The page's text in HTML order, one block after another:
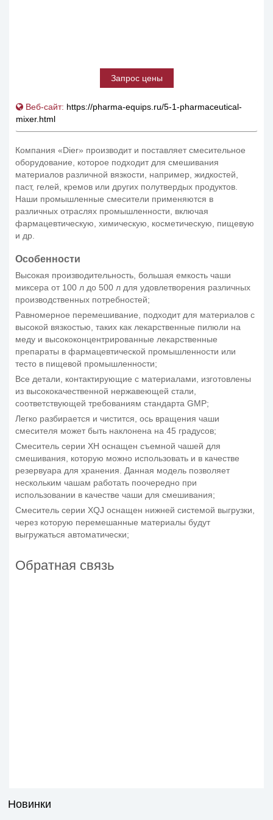
Запрос цены
Веб-сайт: https://pharma-equips.ru/5-1-pharmaceutical-
mixer.html
Компания «Dier» производит и поставляет смесительное
оборудование, которое подходит для смешивания
материалов различной вязкости, например, жидкостей,
паст, гелей, кремов или других полутвердых продуктов.
Наши промышленные смесители применяются в
различных отраслях промышленности, включая
фармацевтическую, химическую, косметическую, пищевую
и др.
Особенности
Высокая производительность, большая емкость чаши
миксера от 100 л до 500 л для удовлетворения различных
производственных потребностей;
Равномерное перемешивание, подходит для материалов с
высокой вязкостью, таких как лекарственные пилюли на
меду и высококонцентрированные лекарственные
препараты в фармацевтической промышленности или
тесто в пищевой промышленности;
Все детали, контактирующие с материалами, изготовлены
из высококачественной нержавеющей стали,
соответствующей требованиям стандарта GMP;
Легко разбирается и чистится, ось вращения чаши
смесителя может быть наклонена на 45 градусов;
Смеситель серии XH оснащен съемной чашей для
смешивания, которую можно использовать и в качестве
резервуара для хранения. Данная модель позволяет
нескольким чашам работать поочередно при
использовании в качестве чаши для смешивания;
Смеситель серии XQJ оснащен нижней системой выгрузки,
через которую перемешанные материалы будут
выгружаться автоматически;
Обратная связь
Новинки